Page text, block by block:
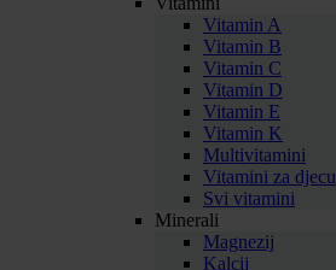
Vitamin A
Vitamin B
Vitamin C
Vitamin D
Vitamin E
Vitamin K
Multivitamini
Vitamini za djecu
Svi vitamini
Minerali
Magnezij
Kalcij